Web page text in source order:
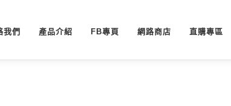
我們 產品介紹 FB專頁 網路商店 直購專區